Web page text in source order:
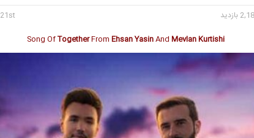
21st سپتامبر 2024
Song OfTogetherFrom Ehsan YasinAnd Mevlan Kurtishi